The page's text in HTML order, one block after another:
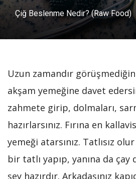
Çiğ Beslenme Nedir? (Raw Food)
Uzun zamandır
akşam yemeğine davet
zahmete girip, dolmaları,
hazırlarsınız. Fırına en
yemeği atarsınız. Tatlısız
bir tatlı yapıp, yanına da
şey hazırdır. Arkadaşınız